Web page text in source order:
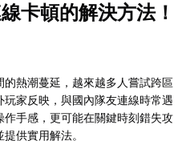
卡頓的解決方法！
熱潮蔓延，越來越多人嘗試跨區
家反映，與國內隊友連線時常遇
手感，更可能在關鍵時刻錯失攻
供實用解法。